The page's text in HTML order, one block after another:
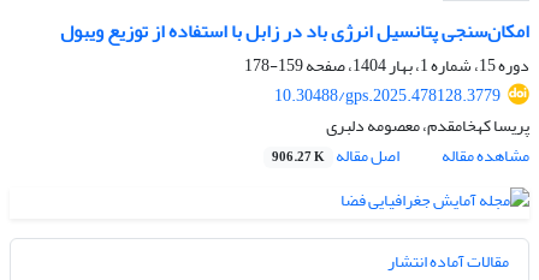
امکان‌سنجی پتانسیل انرژی باد در زابل با استفاده از توزیع ویبول
دوره 15، شماره 1، بهار 1404، صفحه
159-178
10.30488/gps.2025.478128.3779
پریسا کهخامقدم، معصومه دلبری
مشاهده مقاله
اصل مقاله 906.27 K
مقالات آماده انتشار